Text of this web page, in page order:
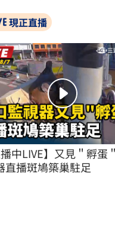
現正直播
播中LIVE】又見＂孵蛋
直播斑鳩築巢駐足